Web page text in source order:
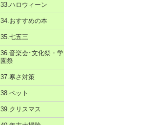
33.ハロウィーン
34.おすすめの本
35.七五三
36.音楽会･文化祭・学
園祭
37.寒さ対策
38.ペット
39.クリスマス